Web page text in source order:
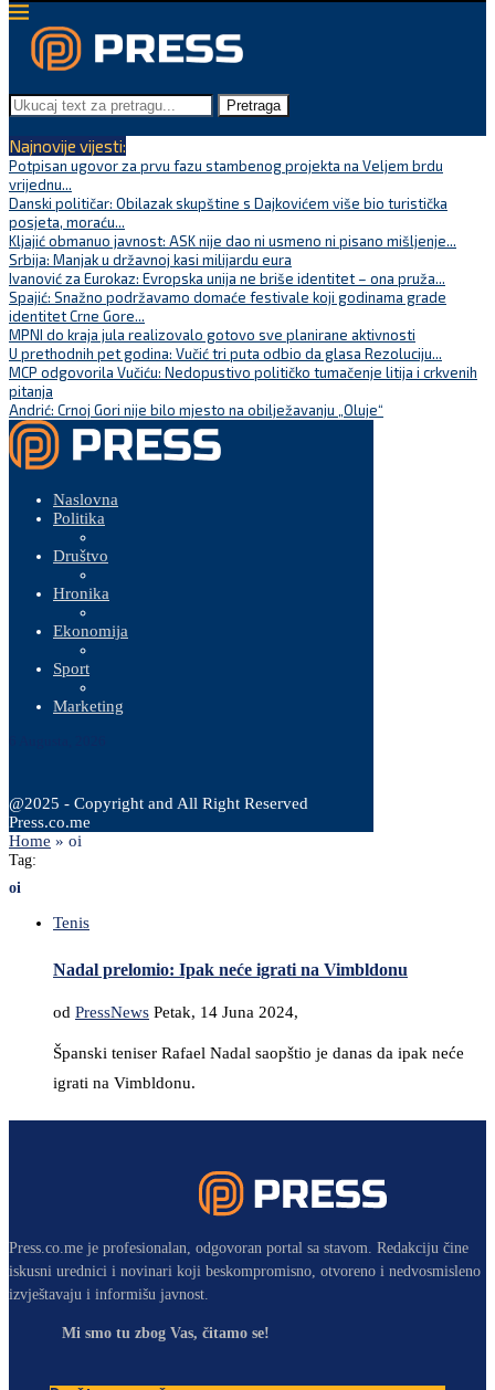
Pretraga
Najnovije vijesti:
Potpisan ugovor za prvu fazu stambenog projekta na Veljem brdu
vrijednu...
Danski političar: Obilazak skupštine s Dajkovićem više bio turistička
posjeta, moraću...
Kljajić obmanuo javnost: ASK nije dao ni usmeno ni pisano mišljenje...
Srbija: Manjak u državnoj kasi milijardu eura
Ivanović za Eurokaz: Evropska unija ne briše identitet – ona pruža...
Spajić: Snažno podržavamo domaće festivale koji godinama grade
identitet Crne Gore...
MPNI do kraja jula realizovalo gotovo sve planirane aktivnosti
U prethodnih pet godina: Vučić tri puta odbio da glasa Rezoluciju...
MCP odgovorila Vučiću: Nedopustivo političko tumačenje litija i crkvenih
pitanja
Andrić: Crnoj Gori nije bilo mjesto na obilježavanju „Oluje“
Naslovna
Politika
Društvo
Hronika
Ekonomija
Sport
Marketing
@2025 - Copyright and All Right Reserved
Press.co.me
Home » oi
Tag:
oi
Tenis
Nadal prelomio: Ipak neće igrati na Vimbldonu
od PressNews Petak, 14 Juna 2024,
Španski teniser Rafael Nadal saopštio je danas da ipak neće
igrati na Vimbldonu.
Press.co.me je profesionalan, odgovoran portal sa stavom. Redakciju čine
iskusni urednici i novinari koji beskompromisno, otvoreno i nedvosmisleno
izvještavaju i informišu javnost.
Mi smo tu zbog Vas, čitamo se!